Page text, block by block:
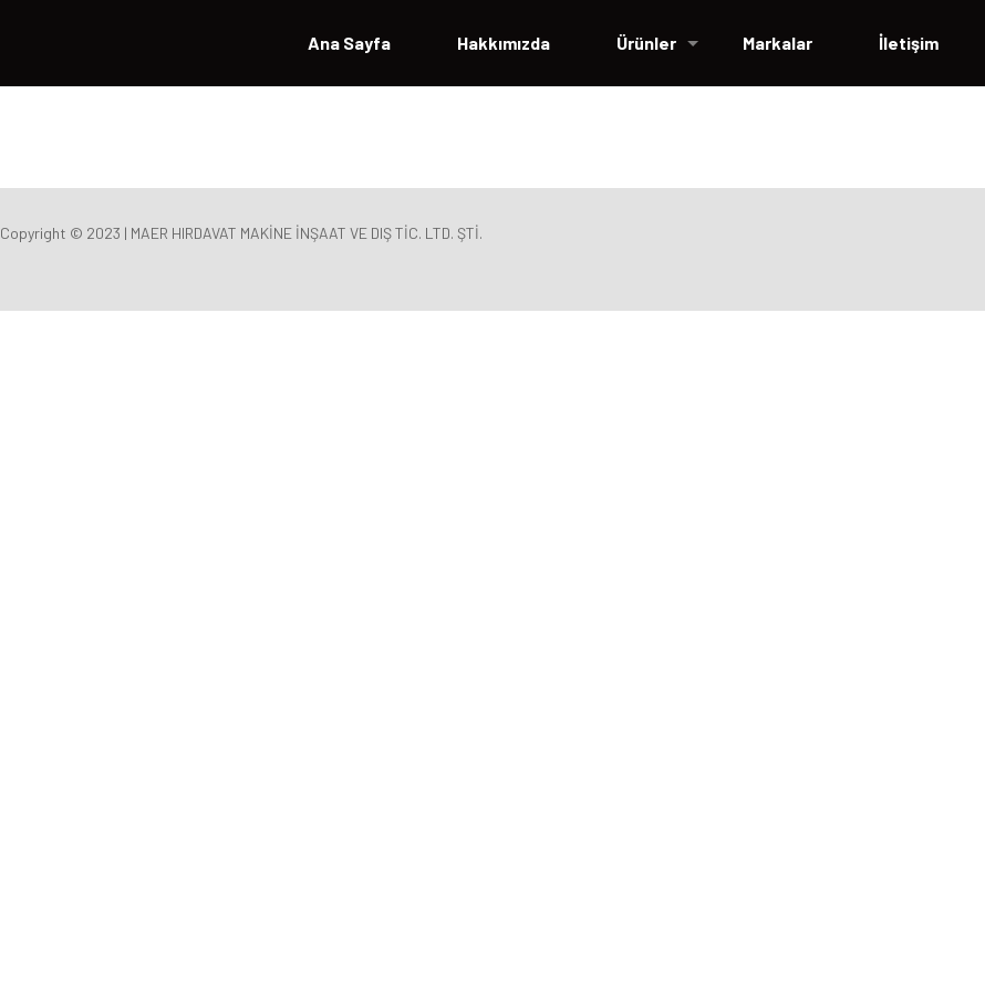
Ana Sayfa Hakkımızda Ürünler Markalar İletişim
Copyright © 2023 | MAER HIRDAVAT MAKİNE İNŞAAT VE DIŞ TİC. LTD. ŞTİ.